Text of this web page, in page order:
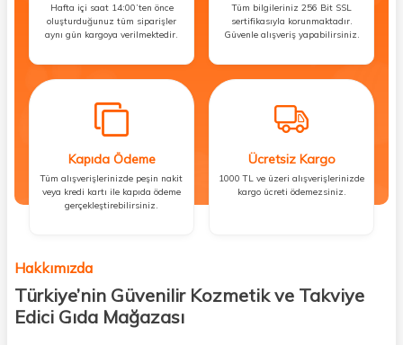
Hafta içi saat 14:00’ten önce
oluşturduğunuz tüm siparişler
aynı gün kargoya verilmektedir.
Tüm bilgileriniz 256 Bit SSL
sertifikasıyla korunmaktadır.
Güvenle alışveriş yapabilirsiniz.
Kapıda Ödeme
Tüm alışverişlerinizde peşin nakit
veya kredi kartı ile kapıda ödeme
gerçekleştirebilirsiniz.
Ücretsiz Kargo
1000 TL ve üzeri alışverişlerinizde
kargo ücreti ödemezsiniz.
Hakkımızda
Türkiye’nin Güvenilir Kozmetik ve Takviye
Edici Gıda Mağazası